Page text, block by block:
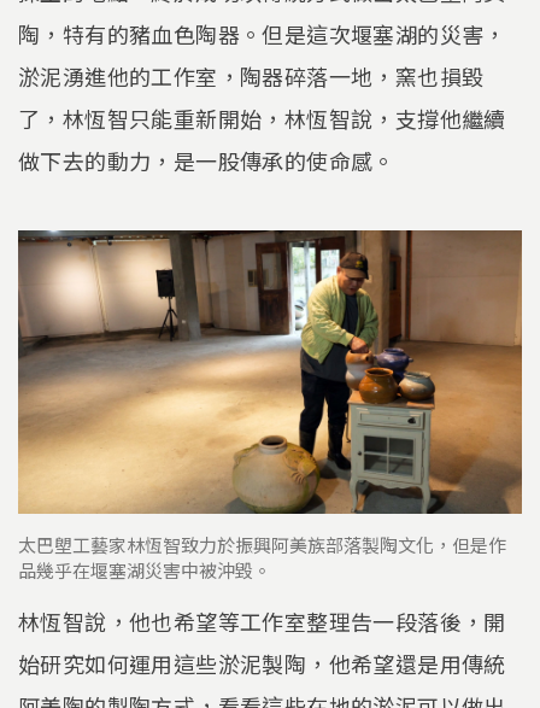
陶，特有的豬血色陶器。但是這次堰塞湖的災害，
淤泥湧進他的工作室，陶器碎落一地，窯也損毀
了，林恆智只能重新開始，林恆智說，支撐他繼續
做下去的動力，是一股傳承的使命感。
太巴塱工藝家林恆智致力於振興阿美族部落製陶文化，但是作
品幾乎在堰塞湖災害中被沖毀。
林恆智說，他也希望等工作室整理告一段落後，開
始研究如何運用這些淤泥製陶，他希望還是用傳統